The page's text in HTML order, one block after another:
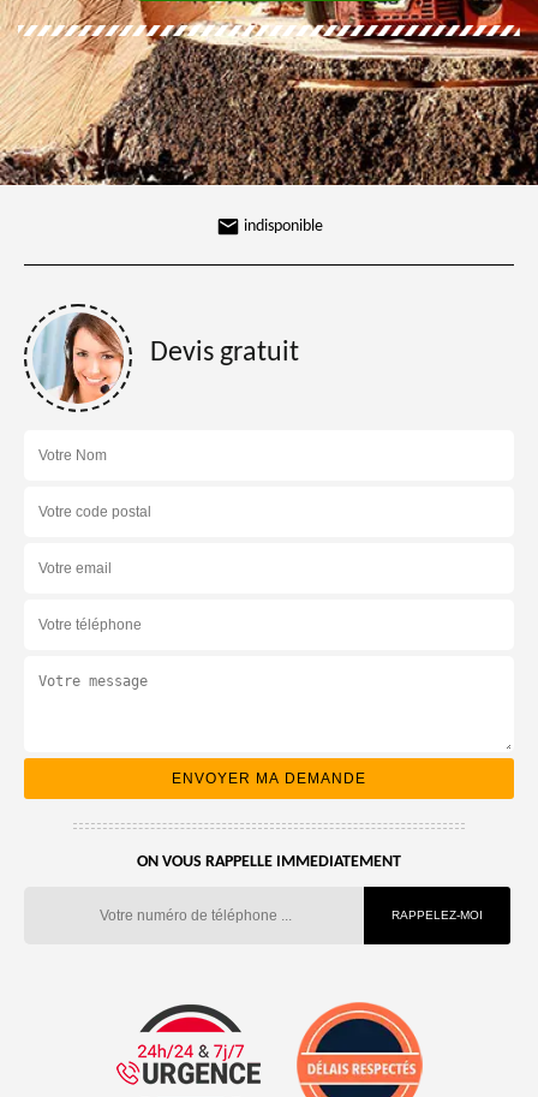
indisponible
Devis gratuit
ON VOUS RAPPELLE IMMEDIATEMENT